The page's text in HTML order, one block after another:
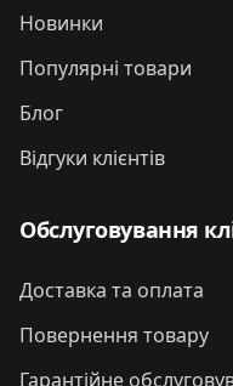
Новинки
Популярні товари
Блог
Відгуки клієнтів
Обслуговування
Доставка та оплата
Повернення товару
Гарантійне